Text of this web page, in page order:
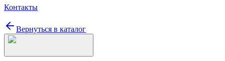
Контакты
Вернуться в каталог